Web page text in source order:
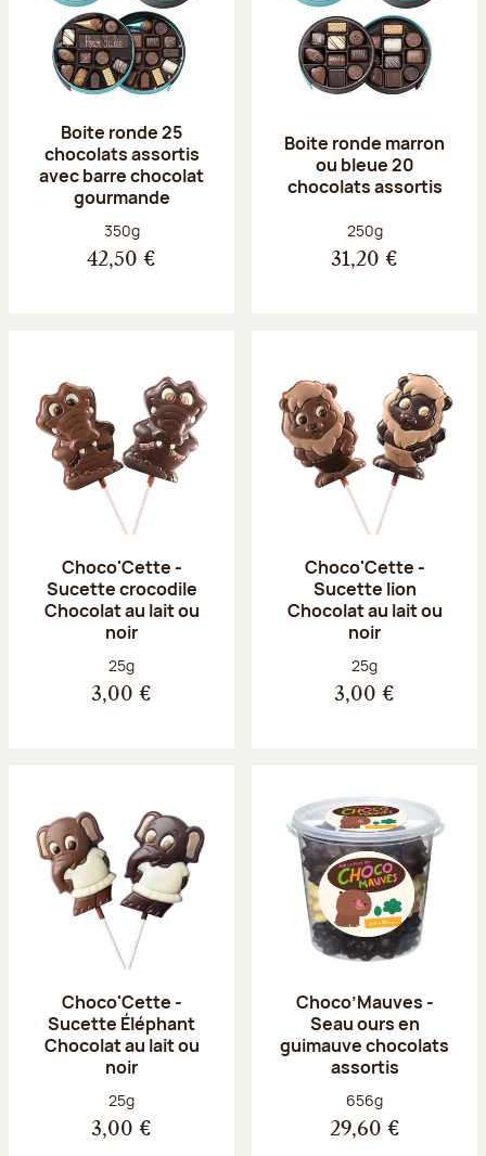
Boite ronde 25
chocolats assortis
avec barre chocolat
gourmande
Poids net :
350g
42,50 €
Boite ronde marron
ou bleue 20
chocolats assortis
Poids net :
250g
31,20 €
Choco'Cette -
Sucette crocodile
Chocolat au lait ou
noir
Poids net :
25g
3,00 €
Choco'Cette -
Sucette lion
Chocolat au lait ou
noir
Poids net :
25g
3,00 €
Choco'Cette -
Sucette Éléphant
Chocolat au lait ou
noir
Poids net :
25g
3,00 €
Choco’Mauves -
Seau ours en
guimauve chocolats
assortis
Poids net :
656g
29,60 €